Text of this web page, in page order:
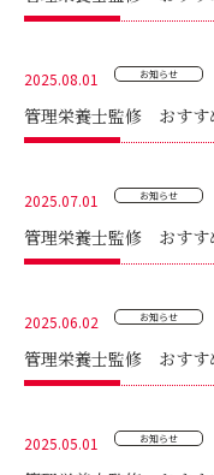
2025.08.01 お知らせ
管理栄養士監修 おすす
2025.07.01 お知らせ
管理栄養士監修 おすす
2025.06.02 お知らせ
管理栄養士監修 おすす
2025.05.01 お知らせ